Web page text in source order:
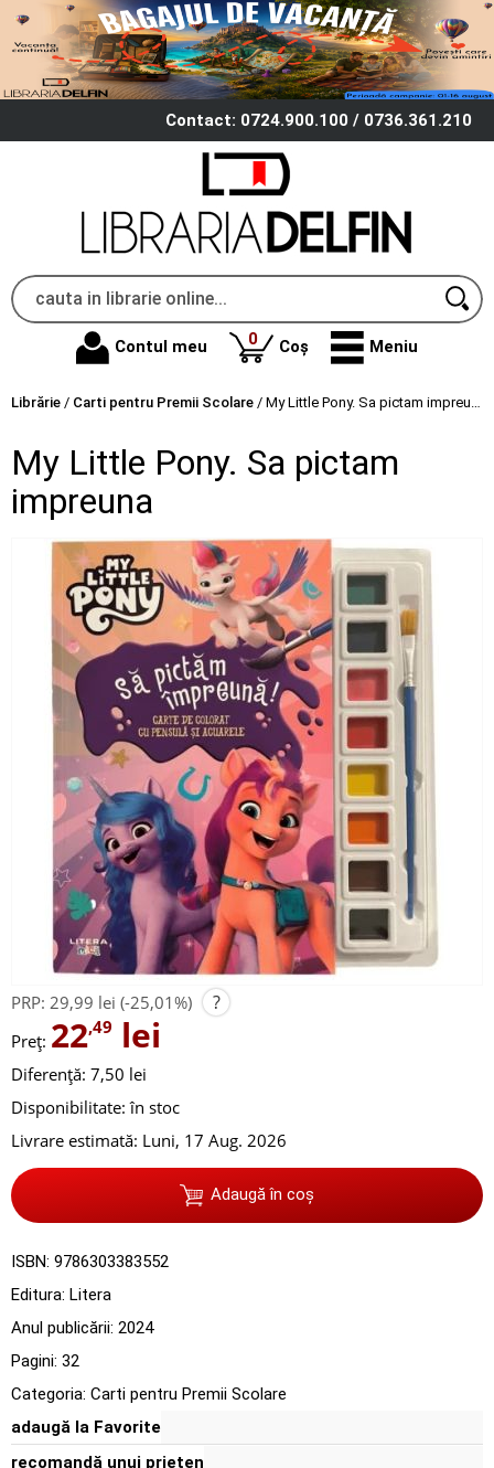
Contact: 0724.900.100 / 0736.361.210
Contul meu 0produse
Coș Meniu
Librărie / Carti pentru Premii Scolare / My Little Pony. Sa pictam impreuna
My Little Pony. Sa pictam
impreuna
PRP: 29,99 lei (-25,01%) ?
Preț: 22,49 lei
Diferență: 7,50 lei
Disponibilitate: în stoc
Livrare estimată: Luni, 17 Aug. 2026
Adaugă în coș
ISBN: 9786303383552
Editura: Litera
Anul publicării: 2024
Pagini: 32
Categoria: Carti pentru Premii Scolare
adaugă la Favorite
recomandă unui prieten